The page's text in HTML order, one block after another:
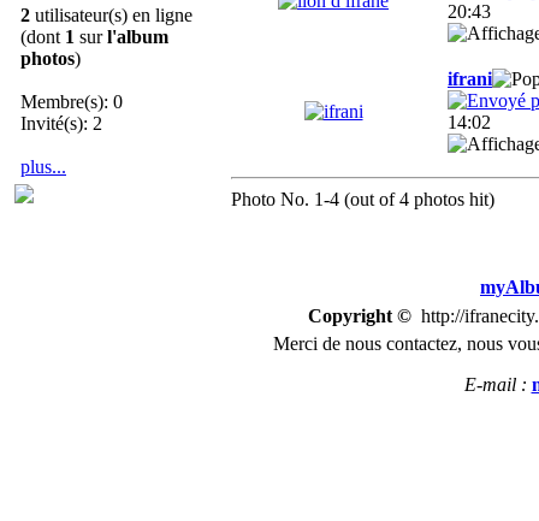
2 utilisateur(s) en ligne
(dont 1 surl'album
photos)
Membre(s): 0
Invité(s): 2
plus...
20:43
ifrani
14:02
Photo No. 1-4 (out of 4 photos hit)
Copyright ©http://
Merci de nous contactez, nous
E-mail :